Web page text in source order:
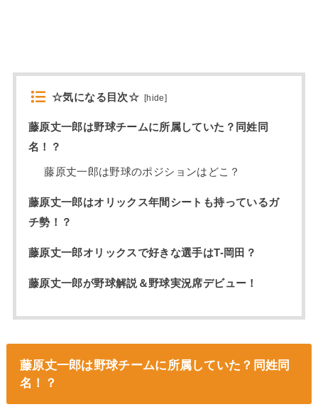
☆気になる目次☆ [hide]
藤原丈一郎は野球チームに所属していた？同姓同
名！？
藤原丈一郎は野球のポジションはどこ？
藤原丈一郎はオリックス年間シートも持っているガ
チ勢！？
藤原丈一郎オリックスで好きな選手はT-岡田？
藤原丈一郎が野球解説＆野球実況席デビュー！
藤原丈一郎は野球チームに所属していた？同姓同
名！？